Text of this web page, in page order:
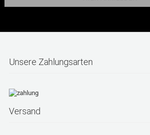
Unsere Zahlungsarten
Versand